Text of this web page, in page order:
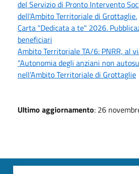
del Servizio di Pronto Intervento
dell'Ambito Territoriale di Grottaglie.
Carta "Dedicata a te" 2026.
beneficiari
Ambito Territoriale TA/6: PNRR, al
“Autonomia degli anziani non
nell’Ambito Territoriale di Grottaglie
Ultimo aggiornamento: 26